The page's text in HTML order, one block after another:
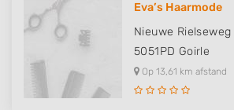
Eva’s Haarmode
Nieuwe Rielseweg
5051PD Goirle
Op 13,61 km afstand